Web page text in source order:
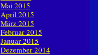
Mai 2015
April 2015
März 2015
Februar 2015
Januar 2015
Dezember 2014